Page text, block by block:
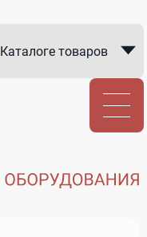
Каталоге товаров
Каталоге компаний